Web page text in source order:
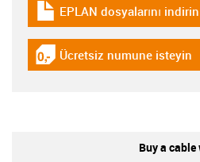
igus-icon-download-plan
EPLAN dosyalarını indirin
igus-icon-gratismuster
Ücretsiz numune isteyin
Buy a